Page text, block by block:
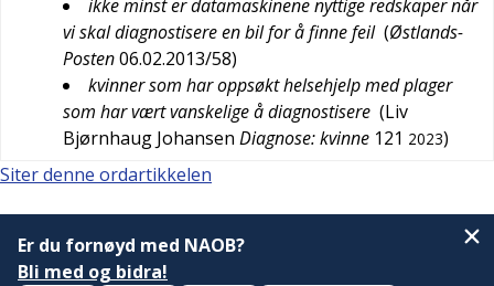
ikke minst er datamaskinene nyttige redskaper når
vi skal diagnostisere en bil for å finne feil (Østlands-
Posten06.02.2013/58)
kvinner som har oppsøkt helsehjelp med plager
som har vært vanskelige å diagnostisere (Liv
Bjørnhaug Johansen Diagnose: kvinne 121 2023)
Siter denne ordartikkelen
Er du fornøyd med NAOB?
Bli med og bidra!